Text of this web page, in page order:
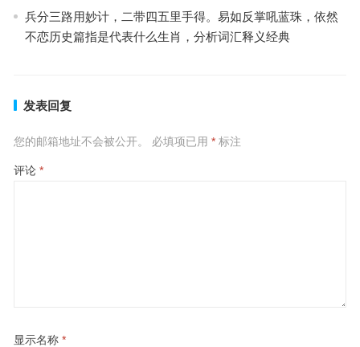
兵分三路用妙计，二带四五里手得。易如反掌吼蓝珠，依然
不恋历史篇指是代表什么生肖，分析词汇释义经典
发表回复
您的邮箱地址不会被公开。 必填项已用 *标注
评论 *
显示名称 *